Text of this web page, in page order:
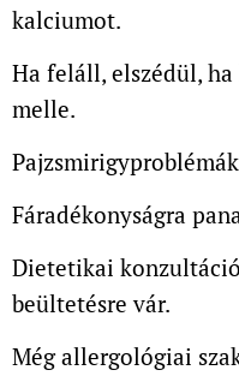
kalciumot.
Ha feláll, elszédül,
melle.
Fáradékonyságra
Dietetikai
beültetésre vár.
Még allergológiai